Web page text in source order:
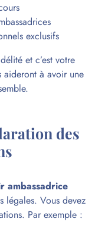
exclusifs
et c’est votre
aideront à avoir une
des
ambassadrice
légales. Vous devez
Par exemple :